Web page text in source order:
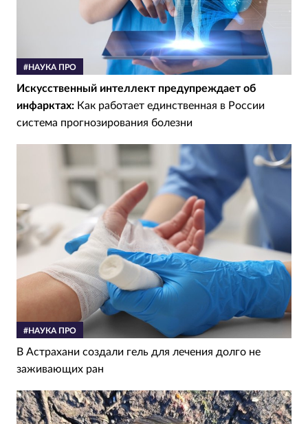
#НАУКА ПРО
Искусственный интеллект предупреждает об
инфарктах: Как работает единственная в России
система прогнозирования болезни
#НАУКА ПРО
В Астрахани создали гель для лечения долго не
заживающих ран